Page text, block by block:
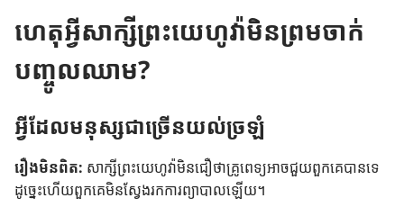
o
G
ហេតុអ្វីសាក្សីព្រះយេហូវ៉ាមិនព្រមចាក់
បញ្ចូលឈាម?
អ្វី​ដែល​មនុស្ស​ជា​ច្រើន​យល់​ច្រឡំ
រឿង​មិន​ពិត: សាក្សី​ព្រះ​យេហូវ៉ា​មិន​ជឿ​ថា​គ្រូ​ពេទ្យ​អាច​ជួយ​ពួក​គេ​បាន​ទេ
ដូច្នេះ​ហើយ​ពួក​គេ​មិន​ស្វែង​រក​ការ​ព្យាបាល​ឡើយ។